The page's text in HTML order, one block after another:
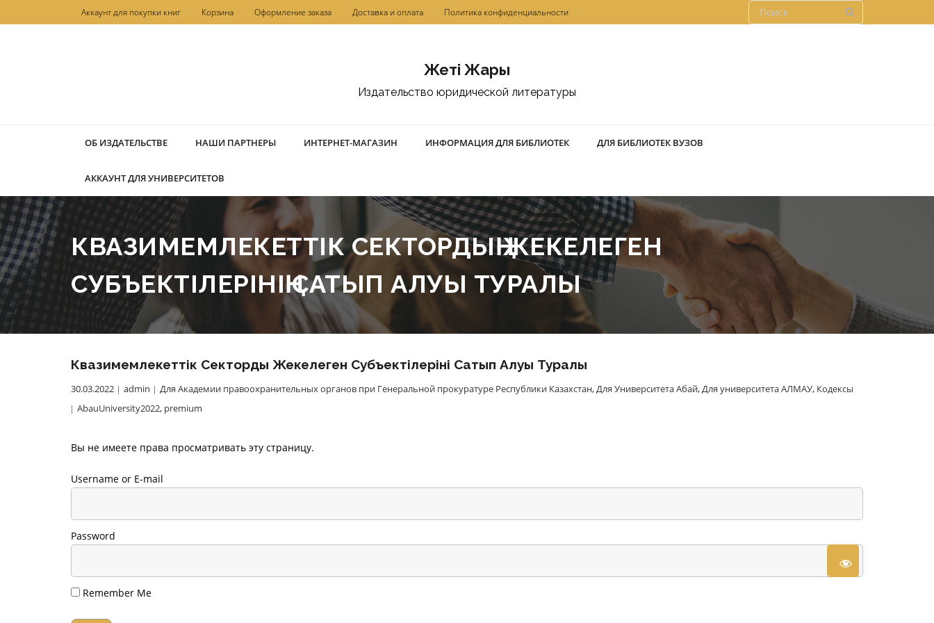
к
Аккаунт для покупки книг Корзина Оформление заказа Доставка и оплата Политика конфиденциальности
Жетi Жарғы
Издательство юридической литературы
ОБ ИЗДАТЕЛЬСТВЕ НАШИ ПАРТНЕРЫ ИНТЕРНЕТ-МАГАЗИН ИНФОРМАЦИЯ ДЛЯ БИБЛИОТЕК ДЛЯ БИБЛИОТЕК ВУЗОВ
АККАУНТ ДЛЯ УНИВЕРСИТЕТОВ
КВАЗИМЕМЛЕКЕТТІК СЕКТОРДЫҢ ЖЕКЕЛЕГЕН
СУБЪЕКТІЛЕРІНІҢ САТЫП АЛУЫ ТУРАЛЫ
Квазимемлекеттік Сектордың Жекелеген Субъектілерінің Сатып Алуы Туралы
30.03.2022 admin Для Академии правоохранительных органов при Генеральной прокуратуре Республики Казахстан,Для Университета Абай,Для университета АЛМАУ, Кодексы
AbauUniversity2022, premium
Вы не имеете права просматривать эту страницу.
Username or E-mail
Password
Remember Me